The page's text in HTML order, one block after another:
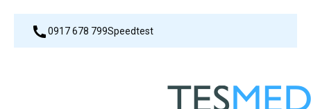
0917 678 799Speedtest